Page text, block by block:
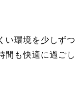
い環境を少しずつ
間も快適に過ごし